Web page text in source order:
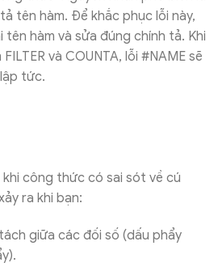
tên hàm. Để khắc phục lỗi này,
tên hàm và sửa đúng chính tả. Khi
và COUNTA, lỗi #NAME sẽ
tức.
khi công thức có sai sót về cú
ra khi bạn:
giữa các đối số (dấu phẩy